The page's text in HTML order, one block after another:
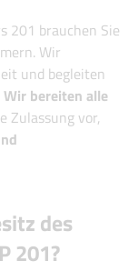
201 brauchen Sie
Wir
und begleiten
Wir bereiten alle
Zulassung vor,
des
201?